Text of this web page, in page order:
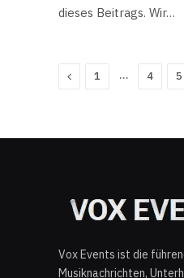
dieses Beitrags. Wir…
Previous
1 … 4 5
Vox Events ist die
Musiknachrichten,